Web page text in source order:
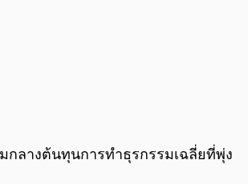
กลางต้นทุนการทำธุรกรรมเฉลี่ยที่พุ่ง